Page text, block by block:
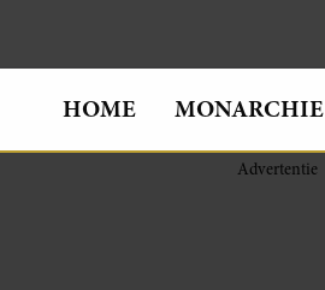
HOME MONARCHIE